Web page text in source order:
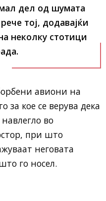
дел од шумата
тој, додавајќи
неколку стотици
авиони на
за кое се верува дека
во
при што
неговата
го носел.